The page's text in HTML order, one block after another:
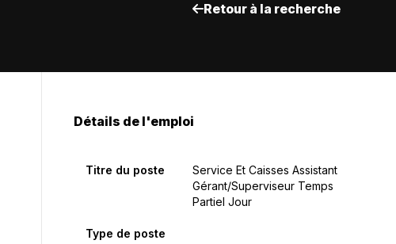
Retour à la recherche
Détails de l'emploi
Titre du poste
Service Et Caisses Assistant
Gérant/Superviseur Temps
Partiel Jour
Type de poste